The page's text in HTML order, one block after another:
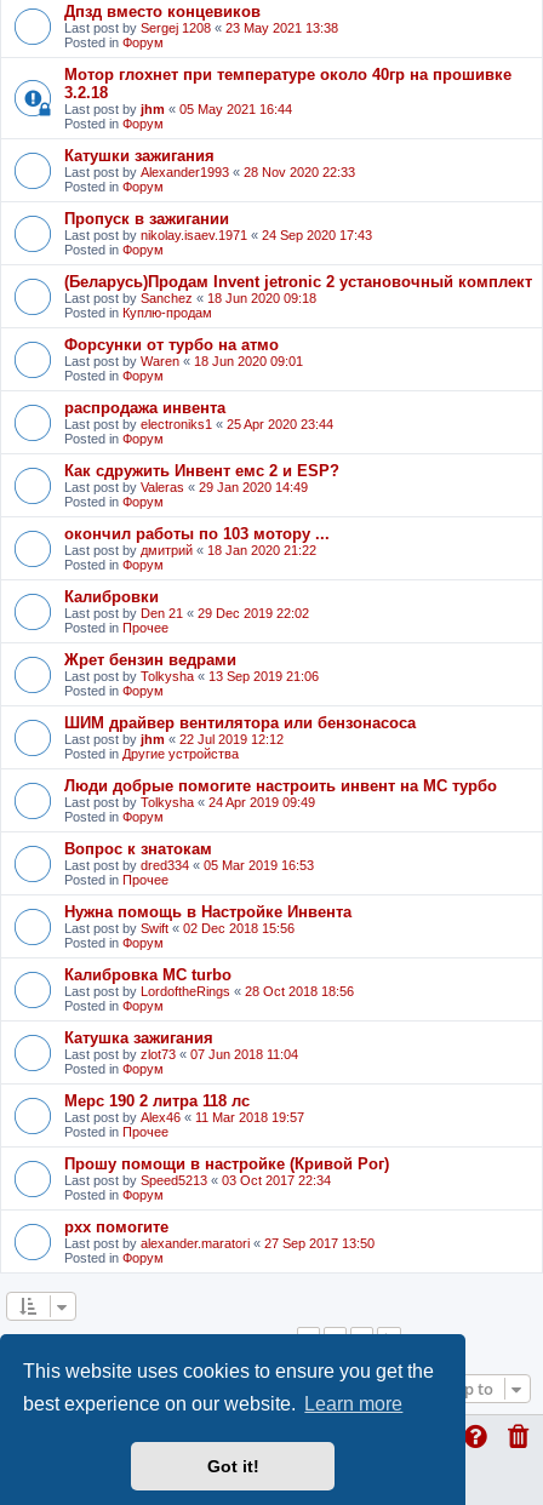
This website uses cookies to ensure you get the
best experience on our website.
Learn more
Got it!
Дпзд вместо концевиков
Last post by Sergej 1208 « 23 May 2021 13:38
Posted in Форум
Мотор глохнет при температуре около 40гр на прошивке
3.2.18
Last post by jhm « 05 May 2021 16:44
Posted in Форум
Катушки зажигания
Last post by Alexander1993 « 28 Nov 2020 22:33
Posted in Форум
Пропуск в зажигании
Last post by nikolay.isaev.1971 « 24 Sep 2020 17:43
Posted in Форум
(Беларусь)Продам Invent jetronic 2 установочный комплект
Last post by Sanchez « 18 Jun 2020 09:18
Posted in Куплю-продам
Форсунки от турбо на атмо
Last post by Waren « 18 Jun 2020 09:01
Posted in Форум
распродажа инвента
Last post by electroniks1 « 25 Apr 2020 23:44
Posted in Форум
Как сдружить Инвент емс 2 и ESP?
Last post by Valeras « 29 Jan 2020 14:49
Posted in Форум
окончил работы по 103 мотору ...
Last post by дмитрий « 18 Jan 2020 21:22
Posted in Форум
Калибровки
Last post by Den 21 « 29 Dec 2019 22:02
Posted in Прочее
Жрет бензин ведрами
Last post by Tolkysha « 13 Sep 2019 21:06
Posted in Форум
ШИМ драйвер вентилятора или бензонасоса
Last post by jhm « 22 Jul 2019 12:12
Posted in Другие устройства
Люди добрые помогите настроить инвент на МС турбо
Last post by Tolkysha « 24 Apr 2019 09:49
Posted in Форум
Вопрос к знатокам
Last post by dred334 « 05 Mar 2019 16:53
Posted in Прочее
Нужна помощь в Настройке Инвента
Last post by Swift « 02 Dec 2018 15:56
Posted in Форум
Калибровка MC turbo
Last post by LordoftheRings « 28 Oct 2018 18:56
Posted in Форум
Катушка зажигания
Last post by zlot73 « 07 Jun 2018 11:04
Posted in Форум
Мерс 190 2 литра 118 лс
Last post by Alex46 « 11 Mar 2018 19:57
Posted in Прочее
Прошу помощи в настройке (Кривой Рог)
Last post by Speed5213 « 03 Oct 2017 22:34
Posted in Форум
рхх помогите
Last post by alexander.maratori « 27 Sep 2017 13:50
Posted in Форум
1 2 3
Jump to